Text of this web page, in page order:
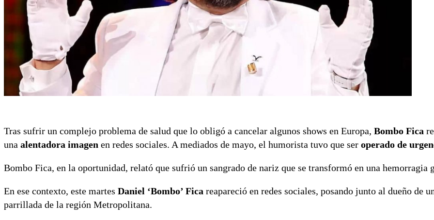
Tras sufrir un complejo problema de salud que lo obligó a cancelar algunos shows en Europa, Bombo Fica
una alentadora imagen en redes sociales. A mediados de mayo, el humorista tuvo que ser operado de
Bombo Fica, en la oportunidad, relató que sufrió un sangrado de nariz que se transformó en una hemorragia
En ese contexto, este martes Daniel ‘Bombo’ Fica reapareció en redes sociales, posando junto al dueño de
parrillada de la región Metropolitana.